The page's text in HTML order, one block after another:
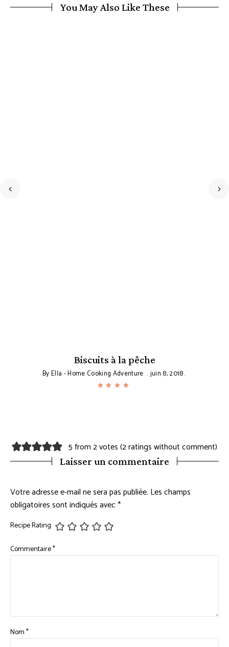
You May Also Like These
Biscuits à la pêche
ByElla - Home Cooking Adventure juin 8, 2018
5 from 2 votes (2 ratings without comment)
Laisser un commentaire
Votre adresse e-mail ne sera pas publiée. Les champs
obligatoires sont indiqués avec*
Recipe Rating
Commentaire*
Nom*